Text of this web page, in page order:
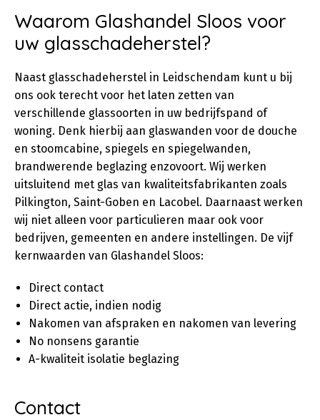
Waarom Glashandel Sloos voor
uw glasschadeherstel?
Naast glasschadeherstel in Leidschendam kunt u bij
ons ook terecht voor het laten zetten van
verschillende glassoorten in uw bedrijfspand of
woning. Denk hierbij aan glaswanden voor de douche
en stoomcabine, spiegels en spiegelwanden,
brandwerende beglazing enzovoort. Wij werken
uitsluitend met glas van kwaliteitsfabrikanten zoals
Pilkington, Saint-Goben en Lacobel. Daarnaast werken
wij niet alleen voor particulieren maar ook voor
bedrijven, gemeenten en andere instellingen. De vijf
kernwaarden van Glashandel Sloos:
Direct contact
Direct actie, indien nodig
Nakomen van afspraken en nakomen van levering
No nonsens garantie
A-kwaliteit isolatie beglazing
Contact